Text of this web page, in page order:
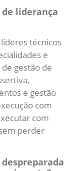
liderança
técnicos
e
gestão de
e gestão
com
com
perder